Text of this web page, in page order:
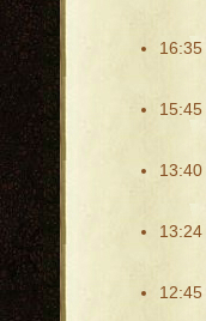
16:35
15:45
13:40
13:24
12:45